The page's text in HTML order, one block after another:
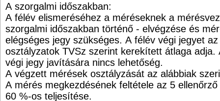
A szorgalmi időszakban:
A félév elismeréséhez a méréseknek a
szorgalmi időszakban történő - elvégzése és
elégséges jegy szükséges. A félév végi jegyet
osztályzatok TVSz szerint kerekített átlaga adja.
végi jegy javítására nincs lehetőség.
A végzett mérések osztályzását az alábbiak
A mérés megkezdésének feltétele az 5
60 %‑os teljesítése.